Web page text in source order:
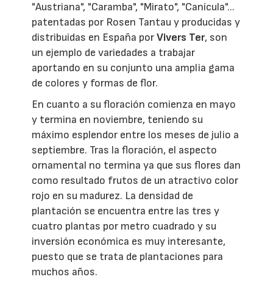
"Austriana", "Caramba", "Mirato", "Canícula"...
patentadas por Rosen Tantau y producidas y
distribuidas en España porVivers Ter, son
un ejemplo de variedades a trabajar
aportando en su conjunto una amplia gama
de colores y formas de flor.
En cuanto a su floración comienza en mayo
y termina en noviembre, teniendo su
máximo esplendor entre los meses de julio a
septiembre. Tras la floración, el aspecto
ornamental no termina ya que sus flores dan
como resultado frutos de un atractivo color
rojo en su madurez. La densidad de
plantación se encuentra entre las tres y
cuatro plantas por metro cuadrado y su
inversión económica es muy interesante,
puesto que se trata de plantaciones para
muchos años.